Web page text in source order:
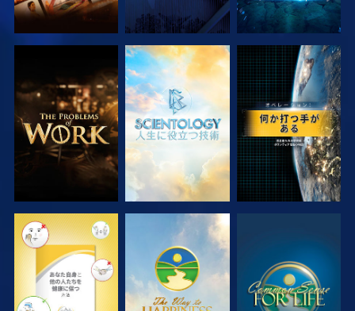
シリーズを探求 シリーズを探求 観る
観る 観る 観る